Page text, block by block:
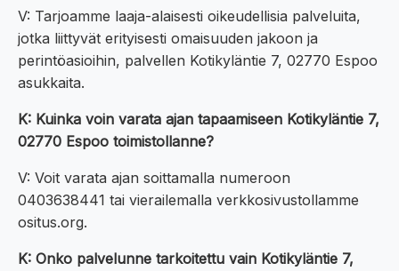
V: Tarjoamme laaja-alaisesti oikeudellisia palveluita,
jotka liittyvät erityisesti omaisuuden jakoon ja
perintöasioihin, palvellen Kotikyläntie 7, 02770 Espoo
asukkaita.
K: Kuinka voin varata ajan tapaamiseen Kotikyläntie 7,
02770 Espoo toimistollanne?
V: Voit varata ajan soittamalla numeroon
0403638441 tai vierailemalla verkkosivustollamme
ositus.org.
K: Onko palvelunne tarkoitettu vain Kotikyläntie 7,